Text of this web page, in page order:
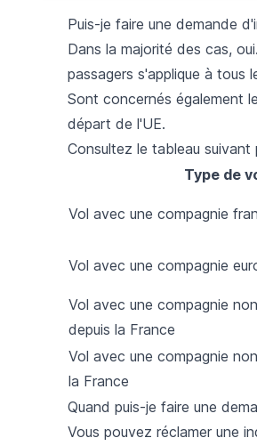
Puis-je faire une demande
Dans la majorité des cas,
passagers s'applique à tous
Sont concernés également
départ de l'UE.
Consultez le tableau suivant
Type de
Vol avec une compagnie
Vol avec une compagnie
Vol avec une compagnie
depuis la France
Vol avec une compagnie
la France
Quand puis-je faire une
Vous pouvez réclamer une